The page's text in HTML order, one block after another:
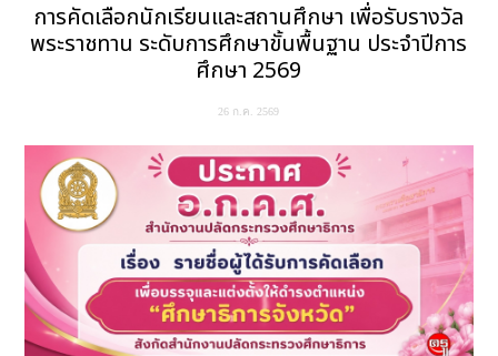
การคัดเลือกนักเรียนและสถานศึกษา เพื่อรับรางวัล
พระราชทาน ระดับการศึกษาขั้นพื้นฐาน ประจำปีการ
ศึกษา 2569
26 ก.ค. 2569